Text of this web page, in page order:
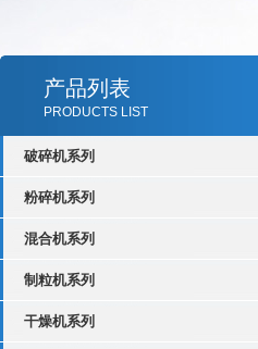
产品列表
PRODUCTS LIST
破碎机系列
粉碎机系列
混合机系列
制粒机系列
干燥机系列